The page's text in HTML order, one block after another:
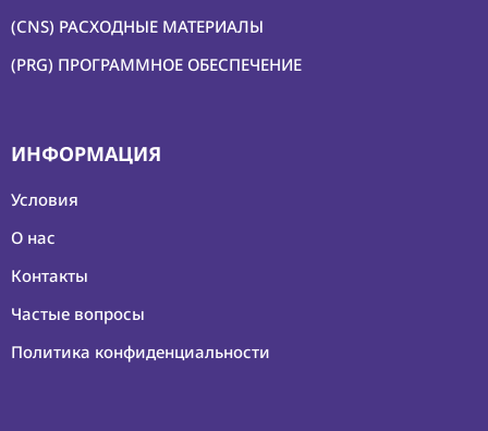
(CNS) РАСХОДНЫЕ МАТЕРИАЛЫ
(PRG) ПРОГРАММНОЕ ОБЕСПЕЧЕНИЕ
ИНФОРМАЦИЯ
Условия
О нас
Контакты
Частые вопросы
Политика конфиденциальности